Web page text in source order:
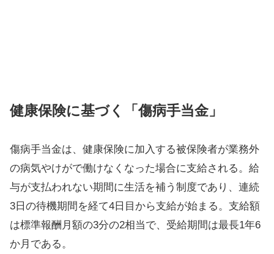
健康保険に基づく「傷病手当金」
傷病手当金は、健康保険に加入する被保険者が業務外
の病気やけがで働けなくなった場合に支給される。給
与が支払われない期間に生活を補う制度であり、連続
3日の待機期間を経て4日目から支給が始まる。支給額
は標準報酬月額の3分の2相当で、受給期間は最長1年6
か月である。